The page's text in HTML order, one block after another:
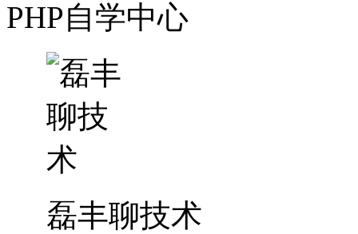
PHP自学中心
磊丰聊技术